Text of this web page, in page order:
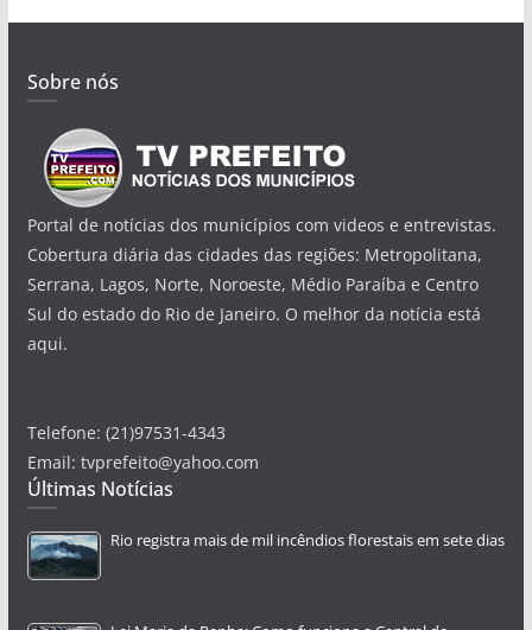
Sobre nós
Portal de notícias dos municípios com videos e entrevistas.
Cobertura diária das cidades das regiões: Metropolitana,
Serrana, Lagos, Norte, Noroeste, Médio Paraíba e Centro
Sul do estado do Rio de Janeiro. O melhor da notícia está
aqui.
Telefone: (21)97531-4343
Email: tvprefeito@yahoo.com
Últimas Notícias
Rio registra mais de mil incêndios florestais em sete dias